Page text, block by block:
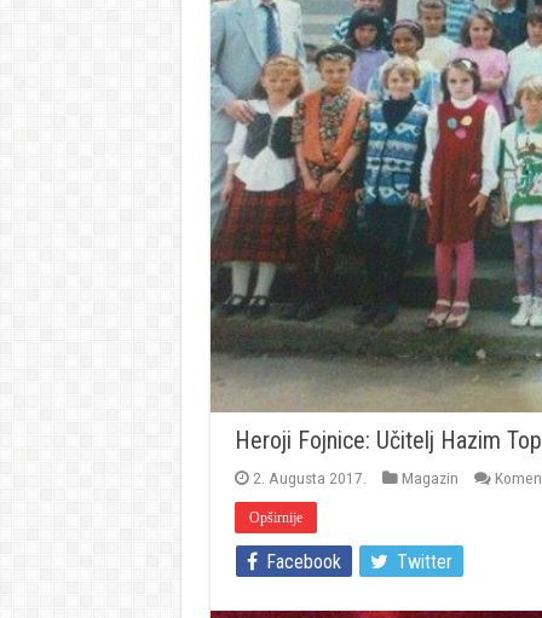
Heroji Fojnice: Učitelj Hazim
2. Augusta 2017. Magazin
Opširnije
Facebook Twitter